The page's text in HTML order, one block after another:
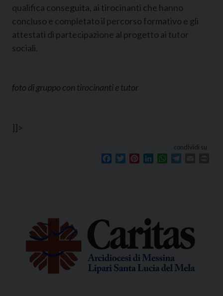
qualifica conseguita, ai tirocinanti che hanno
concluso e completato il percorso formativo e gli
attestati di partecipazione al progetto ai tutor
sociali.
foto di gruppo con tirocinanti e tutor
]]>
condividi su
Facebook
TwitterPinterestLinkedInWhatsApp